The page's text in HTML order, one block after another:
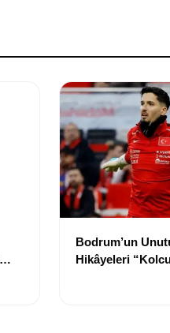
Bodrum’un
Hikâyeleri